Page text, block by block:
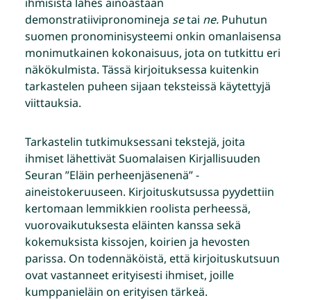
demonstratiivipronomineja setai ne. Puhutun
suomen pronominisysteemi onkin omanlaisensa
monimutkainen kokonaisuus, jota on tutkittu eri
näkökulmista. Tässä kirjoituksessa kuitenkin
tarkastelen puheen sijaan teksteissä käytettyjä
viittauksia.
Tarkastelin tutkimuksessani tekstejä, joita
ihmiset lähettivät Suomalaisen Kirjallisuuden
Seuran ”Eläin perheenjäsenenä” -
aineistokeruuseen. Kirjoituskutsussa pyydettiin
kertomaan lemmikkien roolista perheessä,
vuorovaikutuksesta eläinten kanssa sekä
kokemuksista kissojen, koirien ja hevosten
parissa. On todennäköistä, että kirjoituskutsuun
ovat vastanneet erityisesti ihmiset, joille
kumppanieläin on erityisen tärkeä.